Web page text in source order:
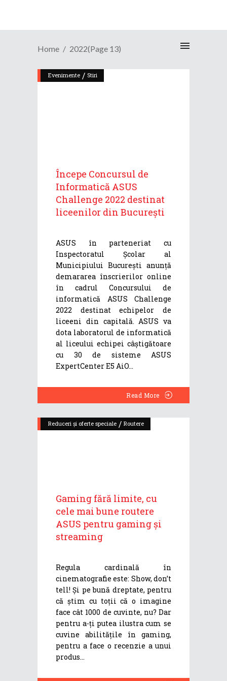
Home 2022(Page 13)
Evenimente / Stiri
Începe Concursul de
Informatică ASUS
Challenge 2022 destinat
liceenilor din București
ASUS în parteneriat cu
Inspectoratul Școlar al
Municipiului București anunță
demararea înscrierilor online
în cadrul Concursului de
informatică ASUS Challenge
2022 destinat echipelor de
liceeni din capitală. ASUS va
dota laboratorul de informatică
al liceului echipei câștigătoare
cu 30 de sisteme ASUS
ExpertCenter E5 AiO
Read More
Reduceri și oferte speciale / Routere
Gaming fără limite, cu
cele mai bune routere
ASUS pentru gaming și
streaming
Regula cardinală în
cinematografie este: Show, don’t
tell! Și pe bună dreptate, pentru
că știm cu toții că o imagine
face cât 1000 de cuvinte, nu? Dar
pentru a-ți putea ilustra cum se
cuvine abilitățile în gaming,
pentru a face o recenzie a unui
produs